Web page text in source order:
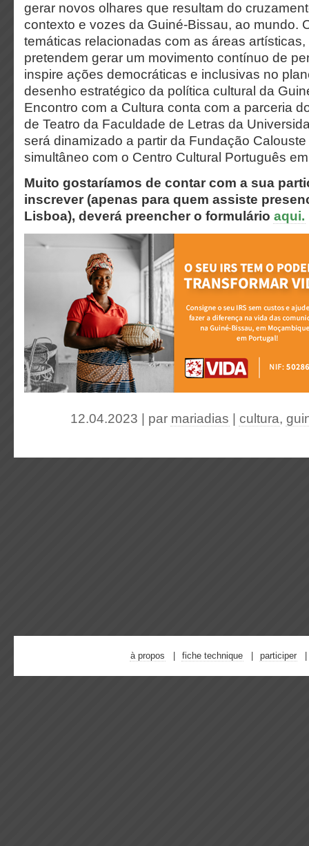
gerar novos olhares que resultam do
contexto e vozes da Guiné-Bissau, ao mundo.
temáticas relacionadas com as áreas
pretendem gerar um movimento contínuo de
inspire ações democráticas e inclusivas no
desenho estratégico da política cultural da
Encontro com a Cultura conta com a parceria
de Teatro da Faculdade de Letras da
será dinamizado a partir da Fundação
simultâneo com o Centro Cultural Português
Muito gostaríamos de contar com a sua
inscrever (apenas para quem assiste
Lisboa), deverá preencher o formulário aqui.
12.04.2023 | par mariadias cultura,
à propos fiche technique participer